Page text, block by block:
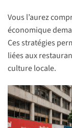
Vous l’aurez
économique
Ces stratégies
liées aux
culture locale.